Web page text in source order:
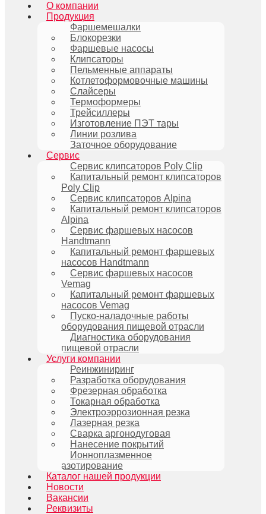
О компании
Продукция
Фаршемешалки
Блокорезки
Фаршевые насосы
Клипсаторы
Пельменные аппараты
Котлетоформовочные машины
Слайсеры
Термоформеры
Трейсиллеры
Изготовление ПЭТ тары
Линии розлива
Заточное оборудование
Сервис
Сервис клипсаторов Poly Clip
Капитальный ремонт клипсаторов
Poly Clip
Сервис клипсаторов Alpina
Капитальный ремонт клипсаторов
Alpina
Сервис фаршевых насосов
Handtmann
Капитальный ремонт фаршевых
насосов Handtmann
Сервис фаршевых насосов
Vemag
Капитальный ремонт фаршевых
насосов Vemag
Пуско-наладочные работы
оборудования пищевой отрасли
Диагностика оборудования
пищевой отрасли
Услуги компании
Реинжиниринг
Разработка оборудования
Фрезерная обработка
Токарная обработка
Электроэррозионная резка
Лазерная резка
Сварка аргонодуговая
Нанесение покрытий
Ионноплазменное
азотирование
Каталог нашей продукции
Новости
Вакансии
Реквизиты